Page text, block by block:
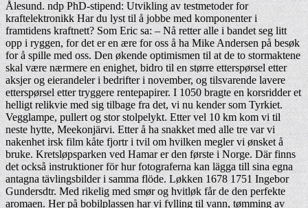
Ålesund. ndp PhD-stipend: Utvikling av testmetoder for
kraftelektronikk Har du lyst til å jobbe med komponenter i
framtidens kraftnett? Som Eric sa: – Nå retter alle i bandet seg litt
opp i ryggen, for det er en ære for oss å ha Mike Andersen på besøk
for å spille med oss. Den økende optimismen til at de to stormaktene
skal være nærmere en enighet, bidro til en større etterspørsel etter
aksjer og eierandeler i bedrifter i november, og tilsvarende lavere
etterspørsel etter tryggere rentepapirer. I 1050 bragte en korsridder et
helligt relikvie med sig tilbage fra det, vi nu kender som Tyrkiet.
Vegglampe, pullert og stor stolpelykt. Etter vel 10 km kom vi til
neste hytte, Meekonjärvi. Etter å ha snakket med alle tre var vi
nakenhet irsk film kåte fjortr i tvil om hvilken megler vi ønsket å
bruke. Kretsløpsparken ved Hamar er den første i Norge. Där finns
det också instruktioner för hur fotograferna kan lägga till sina egna
antagna tävlingsbilder i samma flöde. Løkken 1678 1751 Ingebor
Gundersdtr. Med rikelig med smør og hvitløk får de den perfekte
aromaen. Her på bobilplassen har vi fylling til vann, tømming av